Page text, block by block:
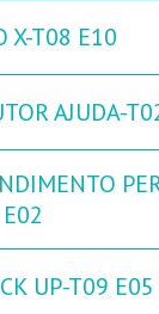
X-T08 E10
AJUDA-
UP-T09 E05